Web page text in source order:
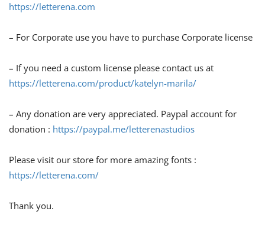
https://letterena.com
– For Corporate use you have to purchase Corporate license
– If you need a custom license please contact us at
https://letterena.com/product/katelyn-marila/
– Any donation are very appreciated. Paypal account for
donation : https://paypal.me/letterenastudios
Please visit our store for more amazing fonts :
https://letterena.com/
Thank you.